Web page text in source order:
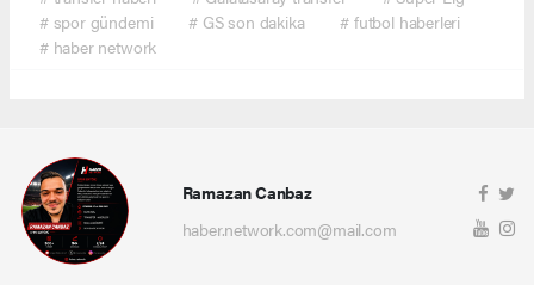
# spor gündemi
# GS son dakika
# futbol haberleri
# haber network
Ramazan Canbaz
haber.network.com@mail.com